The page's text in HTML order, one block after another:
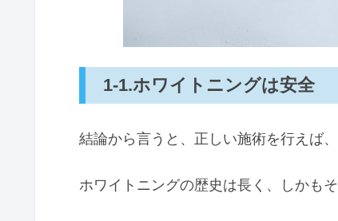
1-1.ホワイトニングは安全
結論から言うと、正しい施術を行えば、
ホワイトニングの歴史は長く、しかも